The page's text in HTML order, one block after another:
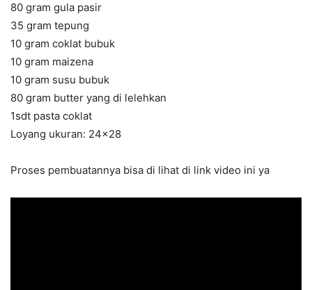
80 gram gula pasir
35 gram tepung
10 gram coklat bubuk
10 gram maizena
10 gram susu bubuk
80 gram butter yang di lelehkan
1sdt pasta coklat
Loyang ukuran: 24×28
Proses pembuatannya bisa di lihat di link video ini ya